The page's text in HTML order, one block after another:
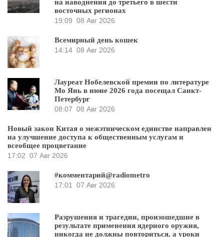
на наводнения до третьего в шести
восточных регионах
19:09 08 Авг 2026
Всемирный день кошек
14:14 08 Авг 2026
Лауреат Нобелевской премии по литературе
Мо Янь в июне 2026 года посещал Санкт-
Петербург
08:07 08 Авг 2026
Новый закон Китая о межэтническом единстве направлен
на улучшение доступа к общественным услугам и
всеобщее процветание
17:02 07 Авг 2026
#комментарий@radiometro
17:01
07 Авг 2026
Разрушения и трагедии, произошедшие в
результате применения ядерного оружия,
никогда не должны повториться, а уроки